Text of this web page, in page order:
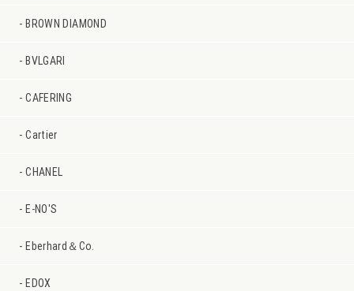
BROWN DIAMOND
BVLGARI
CAFERING
Cartier
CHANEL
E-NO'S
Eberhard＆Co.
EDOX